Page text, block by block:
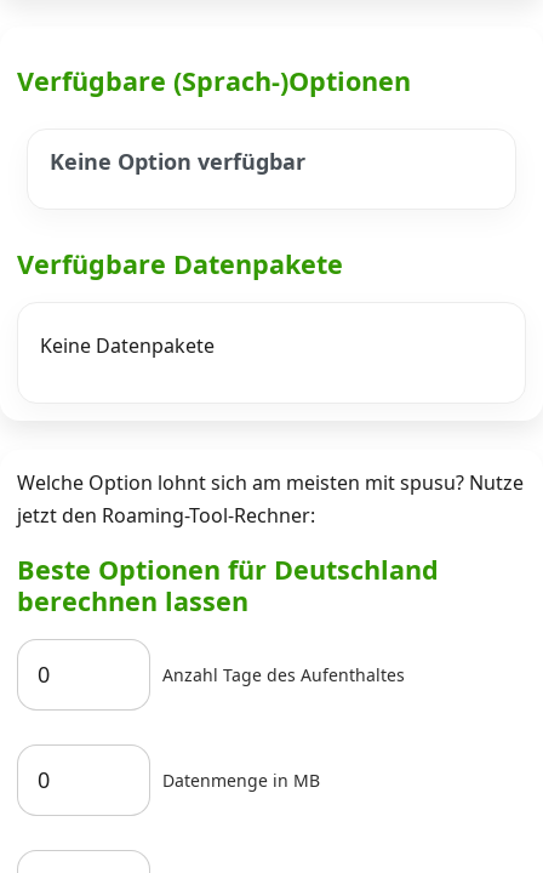
Verfügbare (Sprach-)Optionen
Keine Option verfügbar
Verfügbare Datenpakete
Keine Datenpakete
Welche Option lohnt sich am meisten mit spusu? Nutze
jetzt den Roaming-Tool-Rechner:
Beste Optionen für Deutschland
berechnen lassen
Anzahl Tage des Aufenthaltes
Datenmenge in MB